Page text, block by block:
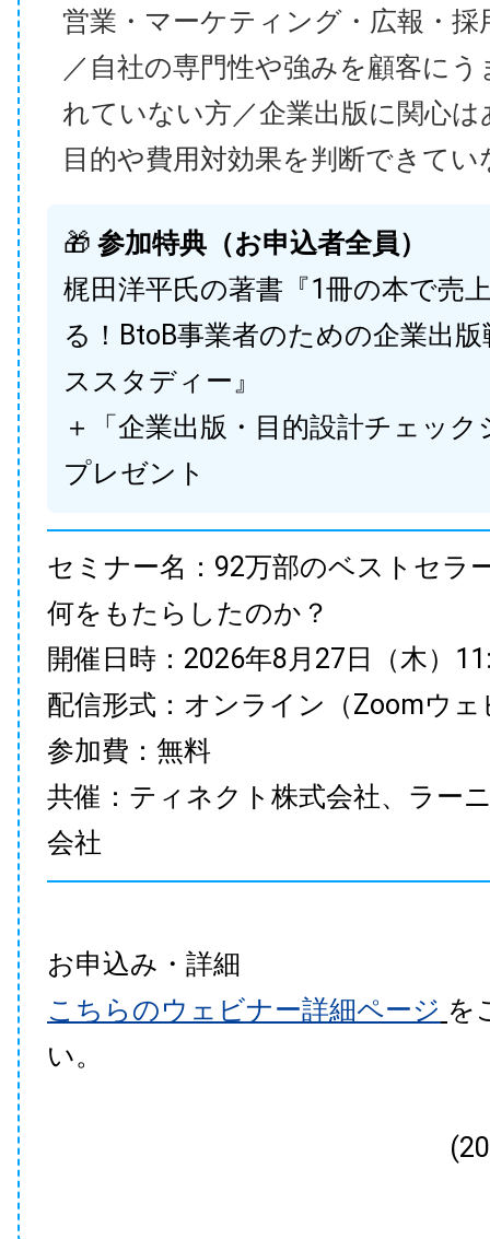
営業・マーケティング・広報・採
／自社の専門性や強みを顧客に
れていない方／企業出版に関心
目的や費用対効果を判断できてい
🎁 参加特典（お申込者全員）
梶田洋平氏の著書『1冊の本で売
る！BtoB事業者のための企業出
ススタディー』
＋「企業出版・目的設計チェック
プレゼント
セミナー名：92万部のベストセラ
何をもたらしたのか？
開催日時：2026年8月27日（木）
配信形式：オンライン（Zoomウェ
参加費：無料
共催：ティネクト株式会社、ラー
会社
お申込み・詳細
こちらのウェビナー詳細ページ を
い。